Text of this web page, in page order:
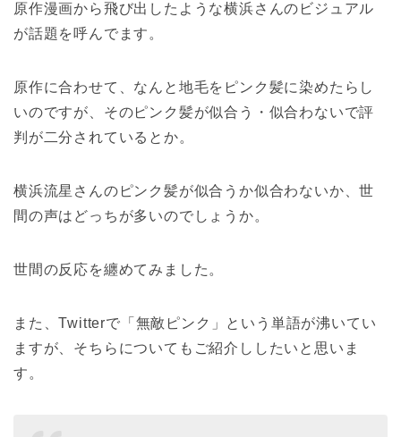
原作漫画から飛び出したような横浜さんのビジュアル
が話題を呼んでます。
原作に合わせて、なんと地毛をピンク髪に染めたらし
いのですが、そのピンク髪が似合う・似合わないで評
判が二分されているとか。
横浜流星さんのピンク髪が似合うか似合わないか、世
間の声はどっちが多いのでしょうか。
世間の反応を纏めてみました。
また、Twitterで「無敵ピンク」という単語が沸いてい
ますが、そちらについてもご紹介ししたいと思いま
す。